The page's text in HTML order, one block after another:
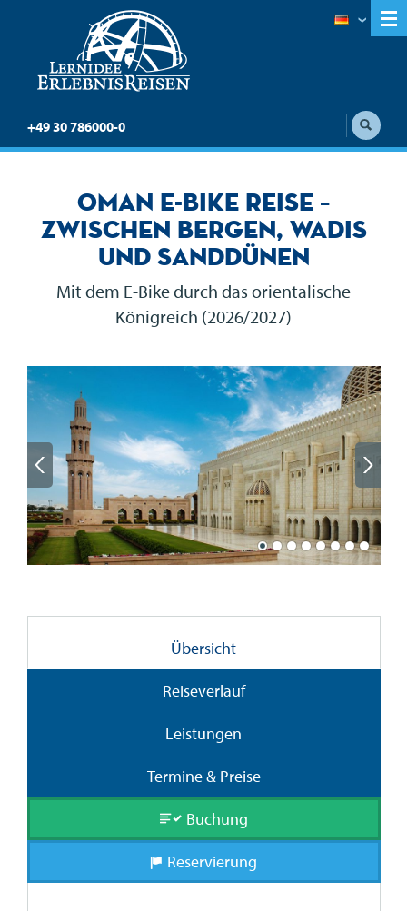
+49 30 786000-0
Oman E-Bike Reise –
Zwischen Bergen, Wadis
und Sanddünen
Mit dem E-Bike durch das orientalische
Königreich (2026/2027)
Übersicht
Reiseverlauf
Leistungen
Termine & Preise
Buchung
Reservierung